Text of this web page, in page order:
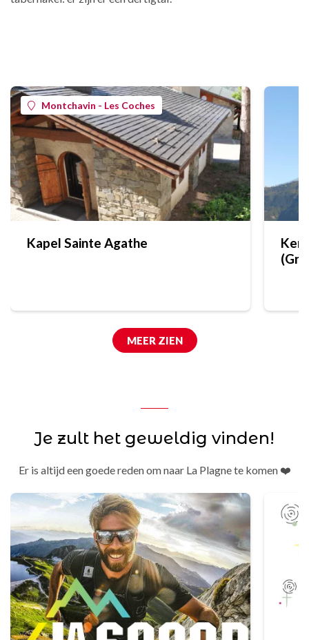
Montchavin - Les Coches
Kapel Sainte Agathe
MEER ZIEN
Je zult het geweldig vinden!
Er is altijd een goede reden om naar La Plagne te komen ❤️